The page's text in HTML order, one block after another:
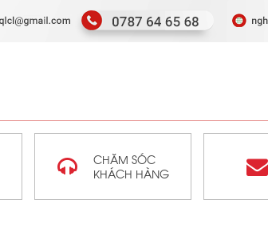
CHĂM SÓC
KHÁCH HÀNG